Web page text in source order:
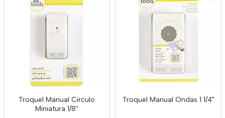
Troquel Manual Circulo
Miniatura 1/8"
Troquel Manual Ondas 1 1/4"